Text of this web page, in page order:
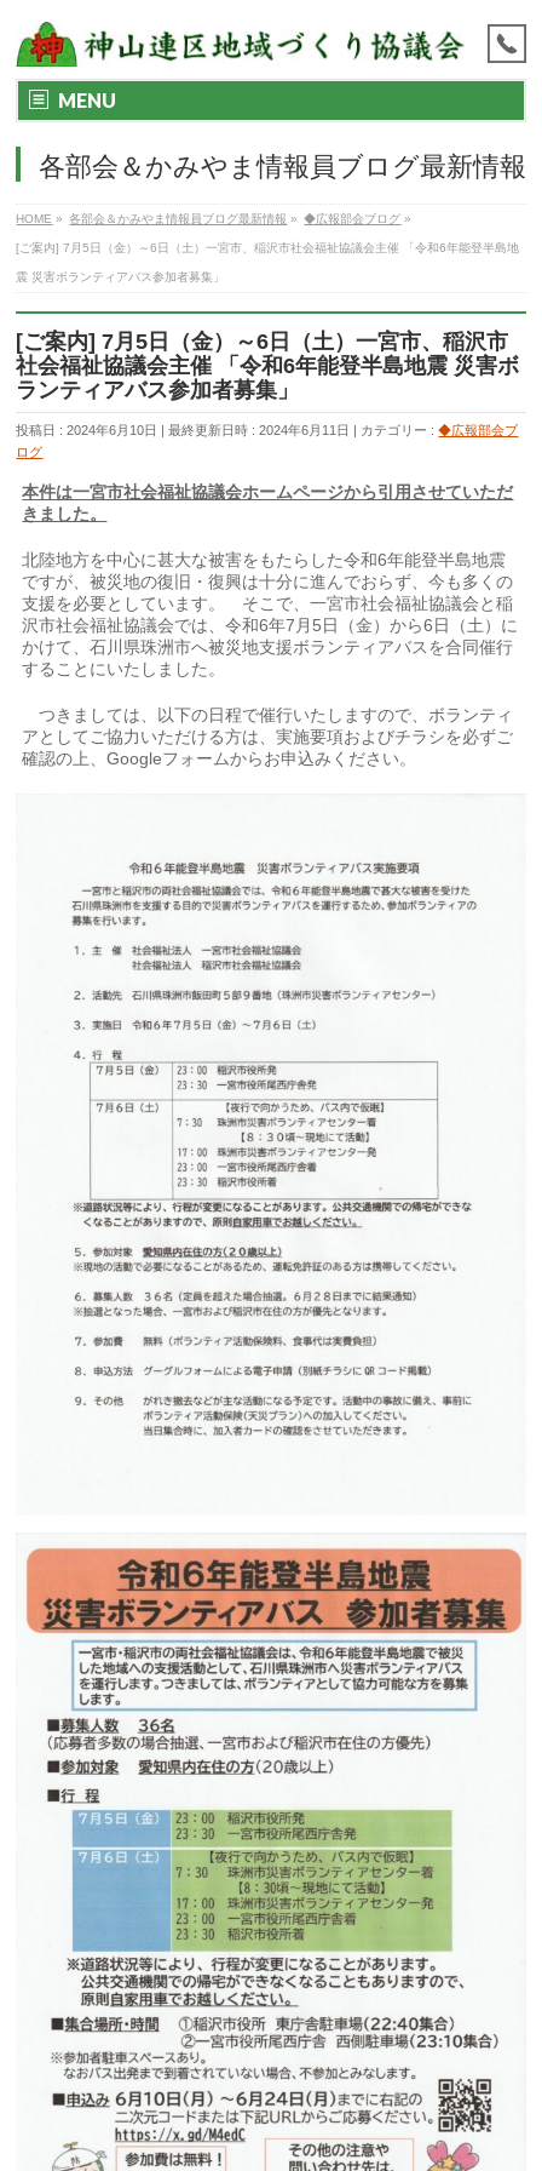
MENU
各部会＆かみやま情報員ブログ最新情報
HOME » 各部会＆かみやま情報員ブログ最新情報 » ◆広報部会ブログ »
[ご案内] 7月5日（金）～6日（土）一宮市、稲沢市社会福祉協議会主催 「令和6年能登半島地
震 災害ボランティアバス参加者募集」
[ご案内] 7月5日（金）～6日（土）一宮市、稲沢市
社会福祉協議会主催 「令和6年能登半島地震 災害ボ
ランティアバス参加者募集」
投稿日 : 2024年6月10日 最終更新日時 : 2024年6月11日 カテゴリー :◆広報部会ブ
ログ
本件は一宮市社会福祉協議会ホームページから引用させていただ
きました。
北陸地方を中心に甚大な被害をもたらした令和6年能登半島地震
ですが、被災地の復旧・復興は十分に進んでおらず、今も多くの
支援を必要としています。 そこで、一宮市社会福祉協議会と稲
沢市社会福祉協議会では、令和6年7月5日（金）から6日（土）に
かけて、石川県珠洲市へ被災地支援ボランティアバスを合同催行
することにいたしました。
つきましては、以下の日程で催行いたしますので、ボランティ
アとしてご協力いただける方は、実施要項およびチラシを必ずご
確認の上、Googleフォームからお申込みください。